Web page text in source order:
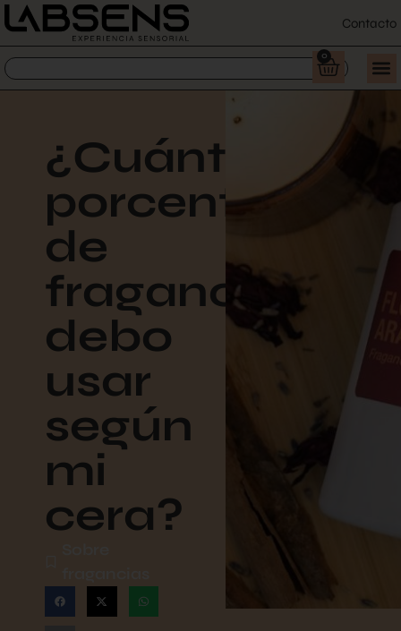
Contacto
0
¿Cuánto
porcentaje
de
fragancia
debo
usar
según
mi
cera?